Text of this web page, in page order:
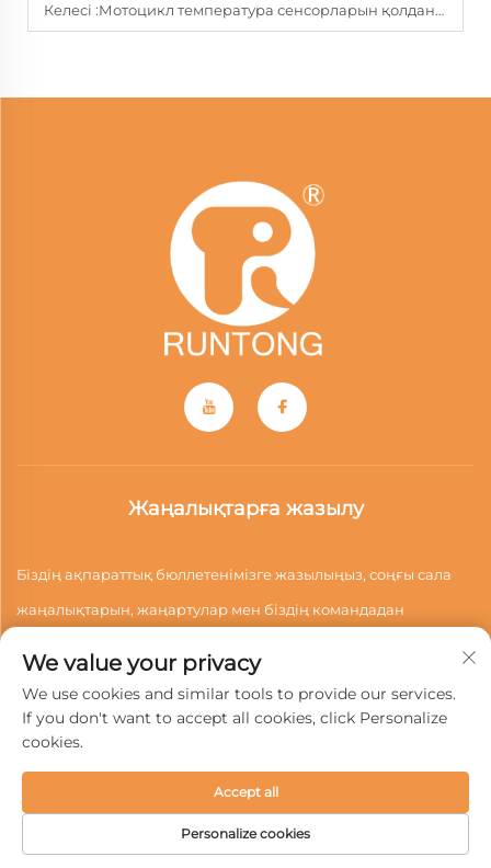
Келесі :Мотоцикл температура сенсорларын қолдану мен ұстау бойынша кеңестер
Жаңалықтарға жазылу
Біздің ақпараттық бюллетенімізге жазылыңыз, соңғы сала
жаңалықтарын, жаңартулар мен біздің командадан
Жазылу
© 2026 Вэньчжоу Руньтунг Моторлы Құралдар Компаниясы,
ШЖ. Барлық құқықтар қорғалған - Жеке деректерді қорғау
саясаты
We value your privacy
We use cookies and similar tools to provide our services.
If you don't want to accept all cookies, click Personalize
cookies.
Personalize cookies
Accept all